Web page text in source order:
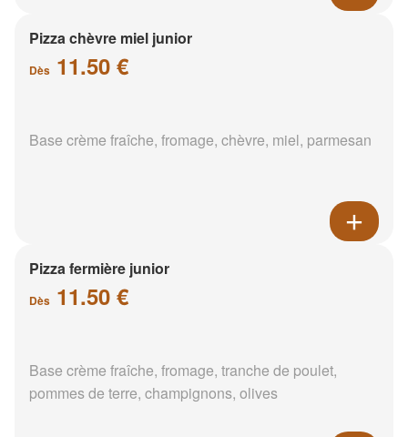
Pizza chèvre miel junior
Dès 11.50 €
Base crème fraîche, fromage, chèvre, miel, parmesan
Pizza fermière junior
Dès 11.50 €
Base crème fraîche, fromage, tranche de poulet,
pommes de terre, champignons, olives